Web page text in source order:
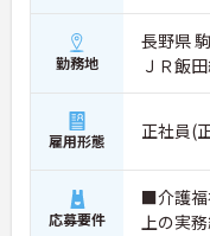
勤務地
長野県
ＪＲ飯
雇用形態 正社員(
応募要件
■介護福
上の実